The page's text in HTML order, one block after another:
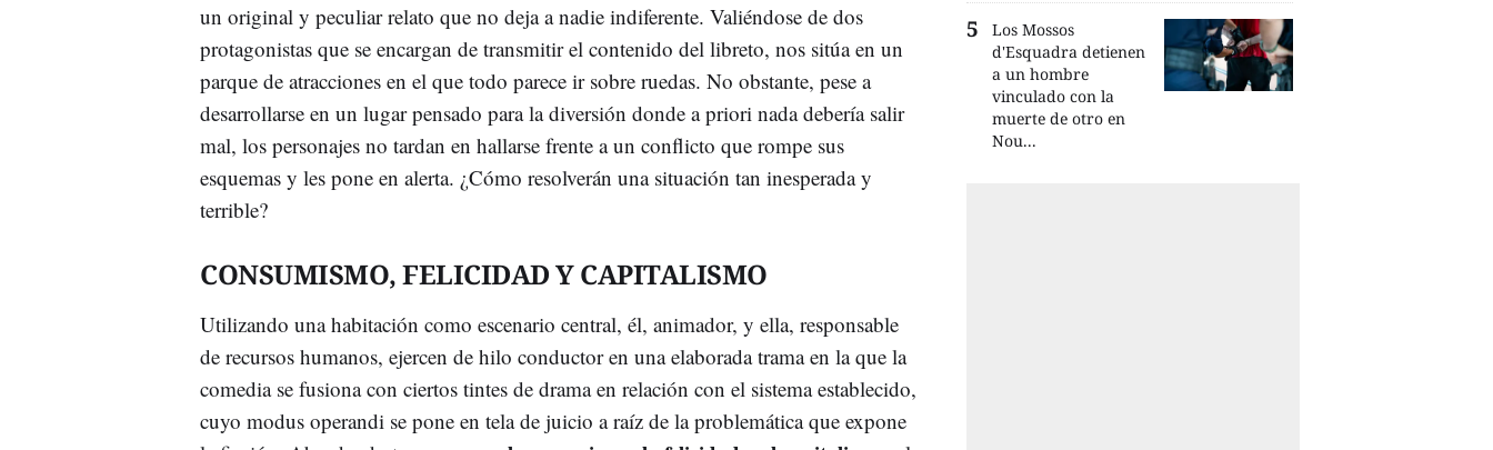
un original y peculiar relato que no deja a nadie indiferente. Valiéndose de dos
protagonistas que se encargan de transmitir el contenido del libreto, nos sitúa en un
parque de atracciones en el que todo parece ir sobre ruedas. No obstante, pese a
desarrollarse en un lugar pensado para la diversión donde a priori nada debería salir
mal, los personajes no tardan en hallarse frente a un conflicto que rompe sus
esquemas y les pone en alerta. ¿Cómo resolverán una situación tan inesperada y
terrible?
CONSUMISMO, FELICIDAD Y CAPITALISMO
Utilizando una habitación como escenario central, él, animador, y ella, responsable
de recursos humanos, ejercen de hilo conductor en una elaborada trama en la que la
comedia se fusiona con ciertos tintes de drama en relación con el sistema establecido,
cuyo modus operandi se pone en tela de juicio a raíz de la problemática que expone
Los Mossos
d'Esquadra detienen
a un hombre
vinculado con la
muerte de otro en
Nou...